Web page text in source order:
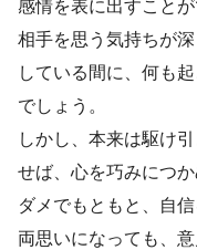
感情を表に出すことが
相手を思う気持ちが
している間に、何も
でしょう。
しかし、本来は駆け
せば、心を巧みにつか
ダメでもともと、自
両思いになっても、